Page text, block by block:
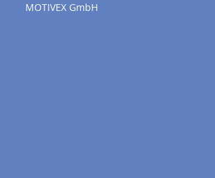
MOTIVEX GmbH